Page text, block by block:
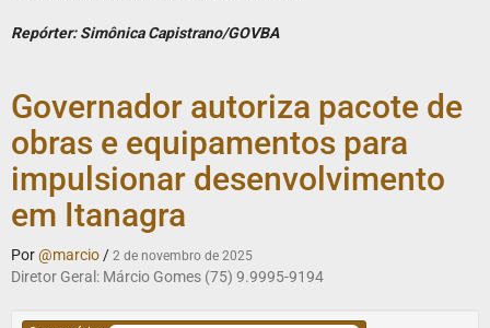
Repórter: Simônica Capistrano/GOVBA
Governador autoriza pacote de
obras e equipamentos para
impulsionar desenvolvimento
em Itanagra
Por@marcio / 2 de novembro de 2025
Diretor Geral: Márcio Gomes (75) 9.9995-9194